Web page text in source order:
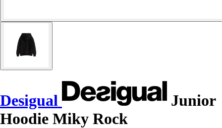
Desigual
Junior
Hoodie Miky Rock